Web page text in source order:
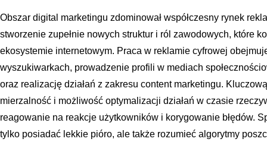
Obszar digital marketingu zdominował współczesny rynek
stworzenie zupełnie nowych struktur i ról zawodowych, które
ekosystemie internetowym. Praca w reklamie cyfrowej
wyszukiwarkach, prowadzenie profili w mediach
oraz realizację działań z zakresu content marketingu.
mierzalność i możliwość optymalizacji działań w czasie
reagowanie na reakcje użytkowników i korygowanie błędów.
tylko posiadać lekkie pióro, ale także rozumieć algorytmy